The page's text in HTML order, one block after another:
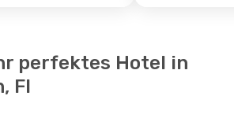
perfektes Hotel in
Fl